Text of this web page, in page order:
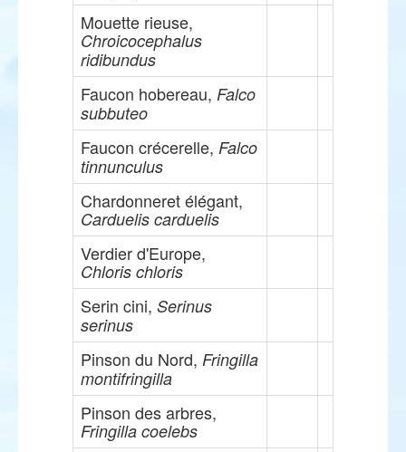
Mouette rieuse,
Chroicocephalus
ridibundus
Faucon hobereau, Falco
subbuteo
Faucon crécerelle, Falco
tinnunculus
Chardonneret élégant,
Carduelis carduelis
Verdier d'Europe,
Chloris chloris
Serin cini, Serinus
serinus
Pinson du Nord, Fringilla
montifringilla
Pinson des arbres,
Fringilla coelebs